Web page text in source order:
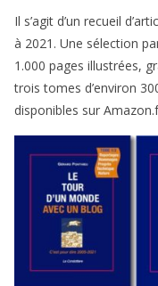
Il s’agit d’un recueil
à 2021 . Une sélec­tion
1 .000 pages illus­trées,
trois tomes d’environ
dis­po­nibles sur